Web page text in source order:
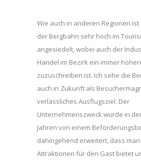
Wie auch in anderen Regionen
der Bergbahn sehr hoch im
angesiedelt, wobei auch der
Handel im Bezirk ein immer
zuzuschreiben ist. Ich sehe die
auch in Zukunft als
verlässliches Ausflugsziel. Der
Unternehmenszweck wurde in
Jahren von einem
dahingehend erweitert, dass
Attraktionen für den Gast bietet